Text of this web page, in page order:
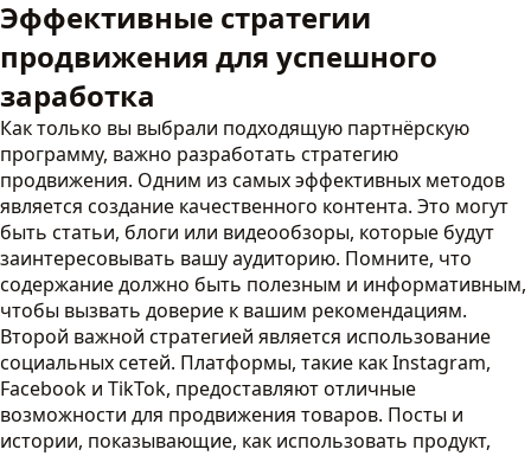
Эффективные стратегии
продвижения для успешного
заработка
Как только вы выбрали подходящую партнёрскую
программу, важно разработать стратегию
продвижения. Одним из самых эффективных методов
является создание качественного контента. Это могут
быть статьи, блоги или видеообзоры, которые будут
заинтересовывать вашу аудиторию. Помните, что
содержание должно быть полезным и информативным,
чтобы вызвать доверие к вашим рекомендациям.
Второй важной стратегией является использование
социальных сетей. Платформы, такие как Instagram,
Facebook и TikTok, предоставляют отличные
возможности для продвижения товаров. Посты и
истории, показывающие, как использовать продукт,